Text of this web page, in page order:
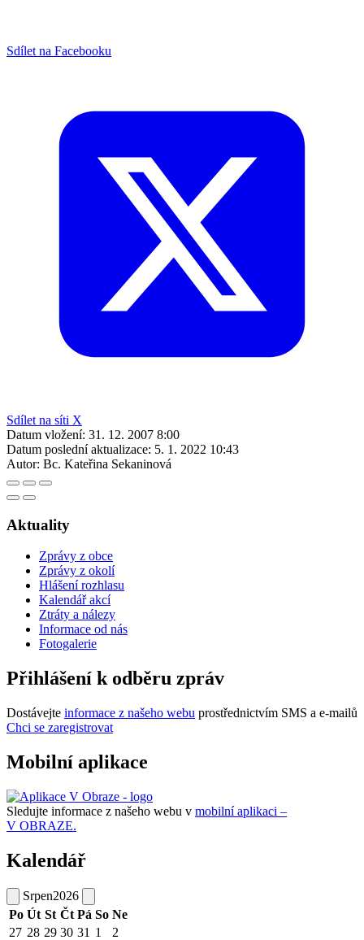
Sdílet na Facebooku
Sdílet na síti X
Datum vložení: 31. 12. 2007 8:00
Datum poslední aktualizace: 5. 1. 2022 10:43
Autor: Bc. Kateřina Sekaninová
Aktuality
Zprávy z obce
Zprávy z okolí
Hlášení rozhlasu
Kalendář akcí
Ztráty a nálezy
Informace od nás
Fotogalerie
Přihlášení k odběru zpráv
Dostávejte informace z našeho webu prostřednictvím SMS a e-mailů
Chci se zaregistrovat
Mobilní aplikace
Sledujte informace z našeho webu v mobilní aplikaci –
V OBRAZE.
Kalendář
Srpen2026
Po Út St Čt Pá So Ne
27 28 29 30 31 1
2